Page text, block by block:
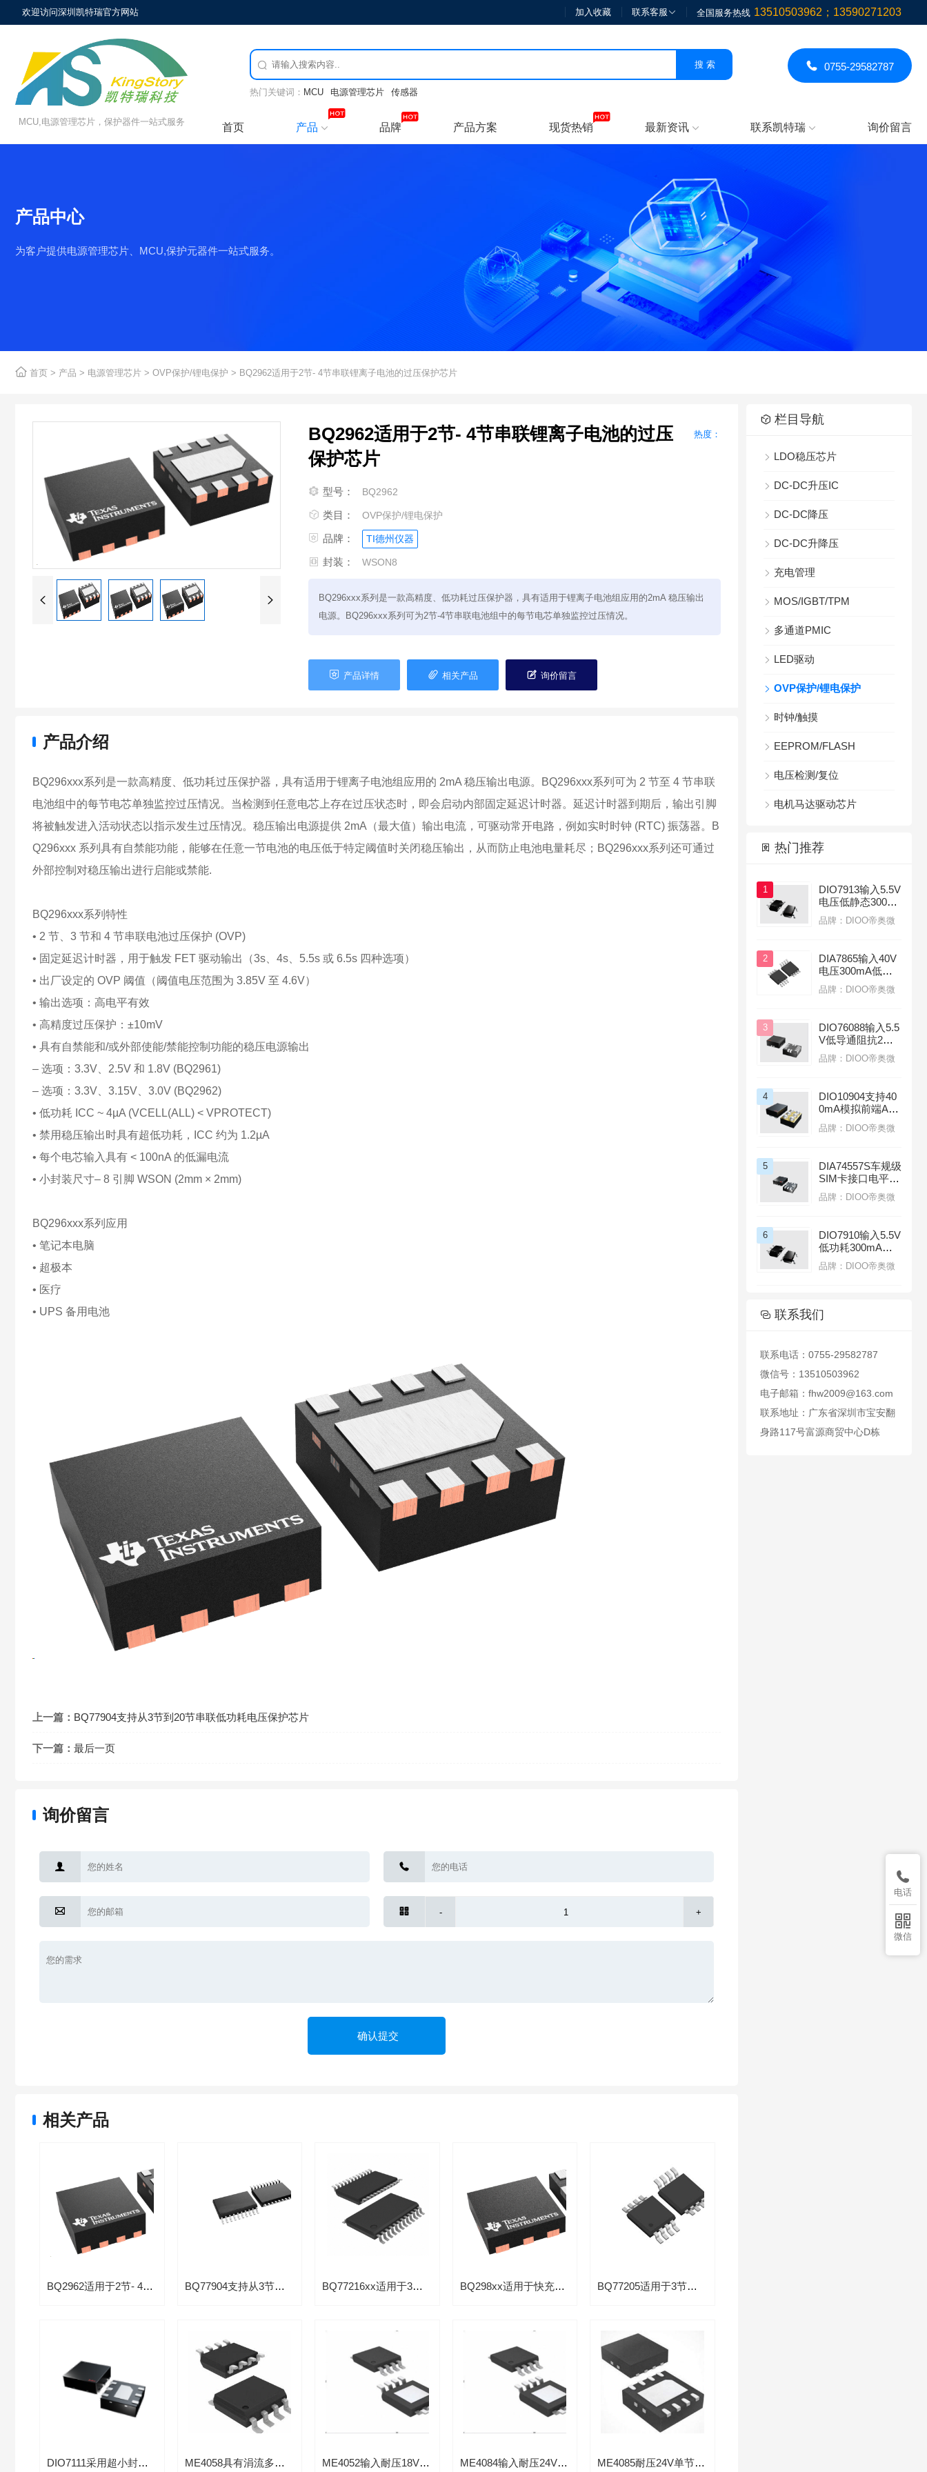
欢迎访问深圳凯特瑞官方网站 加入收藏 联系客服  全国服务热线 13510503962；13590271203
MCU,电源管理芯片，保护器件一站式服务

热门关键词： MCU 电源管理芯片 传感器
 0755-29582787
首页 产品  品牌 产品方案 现货热销 最新资讯  联系凯特瑞  询价留言
产品中心
为客户提供电源管理芯片、MCU,保护元器件一站式服务。
 首页 > 产品 > 电源管理芯片 > OVP保护/锂电保护 > BQ2962适用于2节- 4节串联锂离子电池的过压保护芯片
 
热度：
BQ2962适用于2节- 4节串联锂离子电池的过压
保护芯片
 型号： BQ2962
 类目： OVP保护/锂电保护
 品牌： TI德州仪器
 封装： WSON8
BQ296xxx系列是一款高精度、低功耗过压保护器，具有适用于锂离子电池组应用的2mA 稳压输出
电源。BQ296xxx系列可为2节-4节串联电池组中的每节电芯单独监控过压情况。
 产品详情  相关产品  询价留言
产品介绍
BQ296xxx系列是一款高精度、低功耗过压保护器，具有适用于锂离子电池组应用的 2mA 稳压输出电源。BQ296xxx系列可为 2 节至 4 节串联
电池组中的每节电芯单独监控过压情况。当检测到任意电芯上存在过压状态时，即会启动内部固定延迟计时器。延迟计时器到期后，输出引脚
将被触发进入活动状态以指示发生过压情况。稳压输出电源提供 2mA（最大值）输出电流，可驱动常开电路，例如实时时钟 (RTC) 振荡器。B
Q296xxx 系列具有自禁能功能，能够在任意一节电池的电压低于特定阈值时关闭稳压输出，从而防止电池电量耗尽；BQ296xxx系列还可通过
外部控制对稳压输出进行启能或禁能.
BQ296xxx系列特性
• 2 节、3 节和 4 节串联电池过压保护 (OVP)
• 固定延迟计时器，用于触发 FET 驱动输出（3s、4s、5.5s 或 6.5s 四种选项）
• 出厂设定的 OVP 阈值（阈值电压范围为 3.85V 至 4.6V）
• 输出选项：高电平有效
• 高精度过压保护：±10mV
• 具有自禁能和/或外部使能/禁能控制功能的稳压电源输出
– 选项：3.3V、2.5V 和 1.8V (BQ2961)
– 选项：3.3V、3.15V、3.0V (BQ2962)
• 低功耗 ICC ~ 4µA (VCELL(ALL) < VPROTECT)
• 禁用稳压输出时具有超低功耗，ICC 约为 1.2µA
• 每个电芯输入具有 < 100nA 的低漏电流
• 小封装尺寸– 8 引脚 WSON (2mm × 2mm)
BQ296xxx系列应用
• 笔记本电脑
• 超极本
• 医疗
• UPS 备用电池
上一篇： BQ77904支持从3节到20节串联低功耗电压保护芯片
下一篇： 最后一页
询价留言
 
  - +
相关产品
BQ2962适用于2节- 4节串联锂离子电池的过压保护芯片 BQ77904支持从3节到20节串联低功耗电压保护芯片 BQ77216xx适用于3节至16节串联锂离子电池过压保护芯片 BQ298xx适用于快充闪充式单节锂离子电池具有集成式高侧 NFET驱动器的电流保护芯片 BQ77205适用于3节至5节串联锂离子电池的过压保护芯片
DIO7111采用超小封装锂电池过充/过放保护IC ME4058具有涓流多节开关型2A锂电池充电控制芯片 ME4052输入耐压18V两节锂电线性充电管理芯片 ME4084输入耐压24V锂电充电1A过压保护芯片 ME4085耐压24V单节锂电200mA充电过压保护芯片
 栏目导航
 LDO稳压芯片
 DC-DC升压IC
 DC-DC降压
 DC-DC升降压
 充电管理
 MOS/IGBT/TPM
 多通道PMIC
 LED驱动
 OVP保护/锂电保护
 时钟/触摸
 EEPROM/FLASH
 电压检测/复位
 电机马达驱动芯片
 热门推荐
1
DIO7913输入5.5V
电压低静态300m
A电流LDO线性稳
压器应用于蓝牙无
品牌：DIOO帝奥微
2
DIA7865输入40V
电压300mA低功
耗应用汽车前大灯
线性LDO稳压器
品牌：DIOO帝奥微
3
DIO76088输入5.5
V低导通阻抗2mΩ
负载开关应用于服
务器
品牌：DIOO帝奥微
4
DIO10904支持40
0mA模拟前端AFE
芯片光模块
品牌：DIOO帝奥微
5
DIA74557S车规级
SIM卡接口电平转
换芯片适用于智能
座舱
品牌：DIOO帝奥微
6
DIO7910输入5.5V
低功耗300mA线
性LDO稳压器带
热过载保护功能
品牌：DIOO帝奥微
 联系我们
联系电话：0755-29582787
微信号：13510503962
电子邮箱：fhw2009@163.com
联系地址：广东省深圳市宝安翻
身路117号富源商贸中心D栋

电话

微信